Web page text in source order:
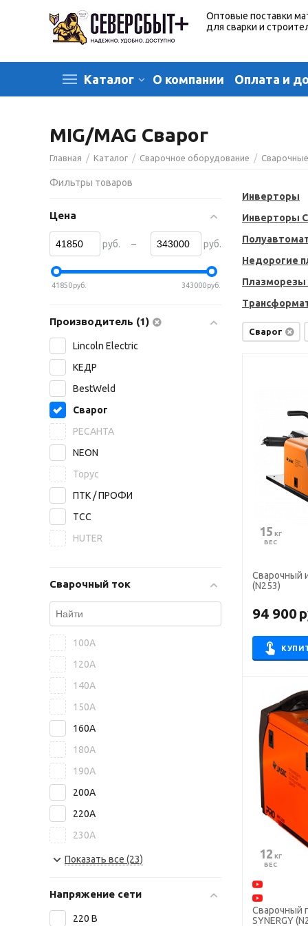
Оптовые поставки
для сварки и
Каталог О компании Оплата и
MIG/MAG Сварог
Главная / Каталог / Сварочное оборудование /
Инверторы
Инверторы
Недорогие
Сварог
15 КГ
ВЕС
Сварочный
(N253)
94 900
12 КГ
ВЕС
Сварочный
Фильтры товаров
Цена
руб. – руб.
41850руб. 343000руб.
Производитель (1)
Lincoln Electric
КЕДР
BestWeld
Сварог
РЕСАНТА
NEON
Торус
ПТК / ПРОФИ
ТСС
HUTER
Сварочный ток
100А
120А
140А
150А
160А
180А
190А
200А
220А
230А
240А
300А
315А
Показать все (23)
Напряжение сети
220 В